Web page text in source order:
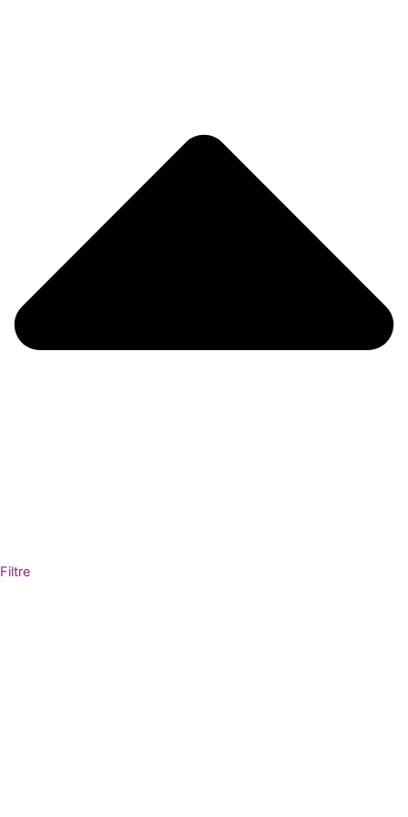
Filtre